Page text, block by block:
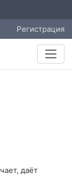
Регистрация
даёт